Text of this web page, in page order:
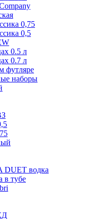
0,75
0,5
0.5 л
0.7 л
футляре
наборы
DUET водка
в тубе